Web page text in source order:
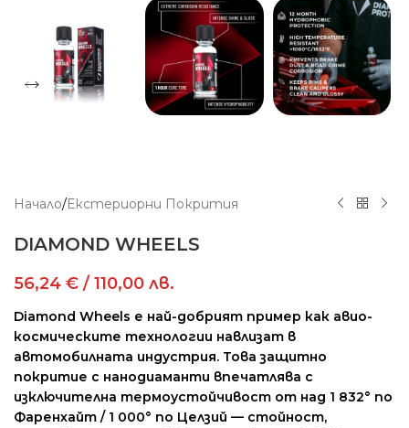
Начало/Екстериорни Покрития
DIAMOND WHEELS
56,24 € / 110,00 лв.
Diamond Wheels е най-добрият пример как авио-
космическите технологии навлизат в
автомобилната индустрия. Това защитно
покритие с нанодиаманти впечатлява с
изключителна термоустойчивост от над 1 832° по
Фаренхайт / 1 000° по Целзий — стойност,